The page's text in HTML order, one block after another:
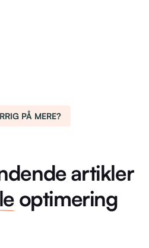
PÅ MERE?
artikler
optimering